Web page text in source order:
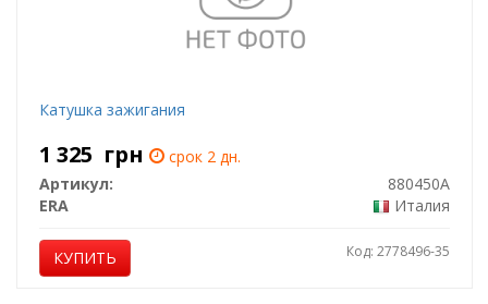
Катушка зажигания
1 325 грн
срок 2 дн.
Артикул:
880450A
ERA
Италия
КУПИТЬ Код: 2778496-35